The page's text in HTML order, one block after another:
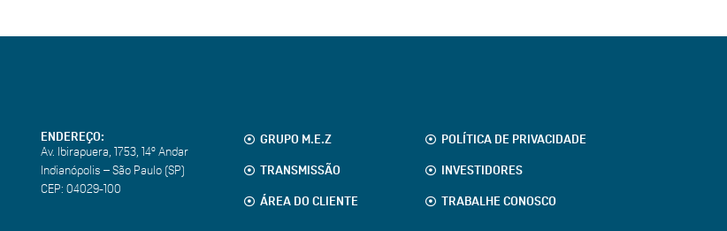
ENDEREÇO:
Av. Ibirapuera, 1753, 14º Andar
Indianópolis – São Paulo (SP)
CEP: 04029-100
GRUPO M.E.Z
TRANSMISSÃO
ÁREA DO CLIENTE
POLÍTICA DE PRIVACIDADE
INVESTIDORES
TRABALHE CONOSCO